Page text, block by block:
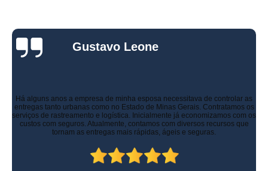
Gustavo Leone
Há alguns anos a empresa de minha esposa necessitava de controlar as
entregas tanto urbanas como no Estado de Minas Gerais. Contratamos os
serviços de rastreamento e logística. Inicialmente já economizamos com os
custos com seguros. Atualmente, contamos com diversos recursos que
tornam as entregas mais rápidas, ágeis e seguras.